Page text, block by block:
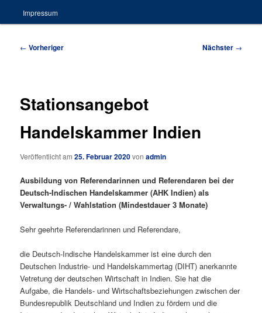
Impressum
Beitragsnavigation
← Vorheriger Nächster →
Stationsangebot
Handelskammer Indien
Veröffentlicht am25. Februar 2020vonadmin
Ausbildung von Referendarinnen und Referendaren bei der
Deutsch-Indischen Handelskammer (AHK Indien)als
Verwaltungs- / Wahlstation(Mindestdauer 3 Monate)
Sehr geehrte Referendarinnen und Referendare,
die Deutsch-Indische Handelskammer ist eine durch den
Deutschen Industrie- und Handelskammertag (DIHT) anerkannte
Vetretung der deutschen Wirtschaft in Indien. Sie hat die
Aufgabe, die Handels- und Wirtschaftsbeziehungen zwischen der
Bundesrepublik Deutschland und Indien zu fördern und die